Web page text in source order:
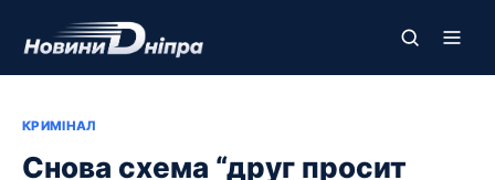
КРИМІНАЛ
Снова схема “друг просит